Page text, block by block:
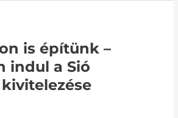
is építünk –
indul a Sió